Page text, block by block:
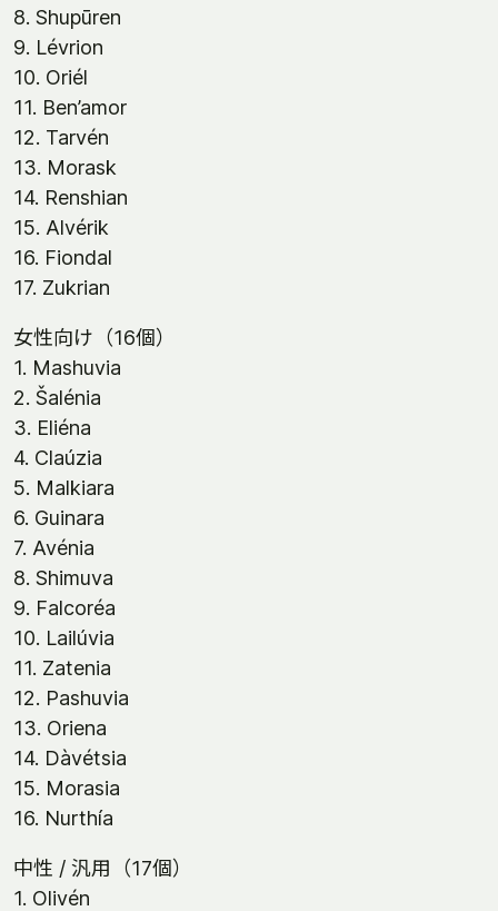
8. Shupūren
9. Lévrion
10. Oriél
11. Ben’amor
12. Tarvén
13. Morask
14. Renshian
15. Alvérik
16. Fiondal
17. Zukrian
女性向け（16個）
1. Mashuvia
2. Šalénia
3. Eliéna
4. Claúzia
5. Malkiara
6. Guinara
7. Avénia
8. Shimuva
9. Falcoréa
10. Lailúvia
11. Zatenia
12. Pashuvia
13. Oriena
14. Dàvétsia
15. Morasia
16. Nurthía
中性 / 汎用（17個）
1. Olivén